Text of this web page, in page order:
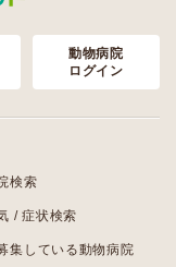
動物病院
ログイン
検索
/ 症状検索
集している動物病院